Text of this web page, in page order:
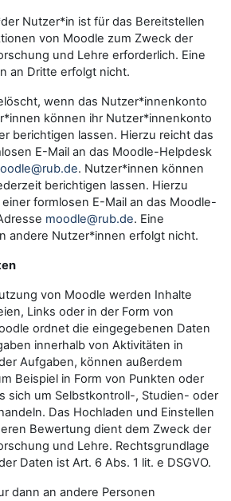
Nutzer*in ist für das Bereitstellen
von Moodle zum Zweck der
und Lehre erforderlich. Eine
an Dritte erfolgt nicht.
wenn das Nutzer*innenkonto
können ihr Nutzer*innenkonto
berichtigen lassen. Hierzu reicht das
E-Mail an das Moodle-Helpdesk
. Nutzer*innen können
berichtigen lassen. Hierzu
formlosen E-Mail an das Moodle-
moodle@rub.de. Eine
andere Nutzer*innen erfolgt nicht.
von Moodle werden Inhalte
Links oder in der Form von
ordnet die eingegebenen Daten
innerhalb von Aktivitäten in
Aufgaben, können außerdem
Beispiel in Form von Punkten oder
sich um Selbstkontroll-, Studien- oder
Das Hochladen und Einstellen
Bewertung dient dem Zweck der
und Lehre. Rechtsgrundlage
Daten ist Art. 6 Abs. 1 lit. e DSGVO.
dann an andere Personen